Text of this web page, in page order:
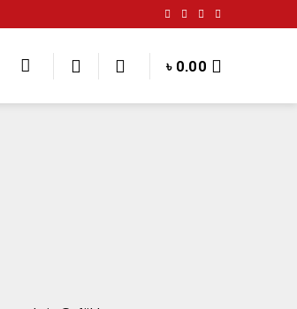
৳ 0.00